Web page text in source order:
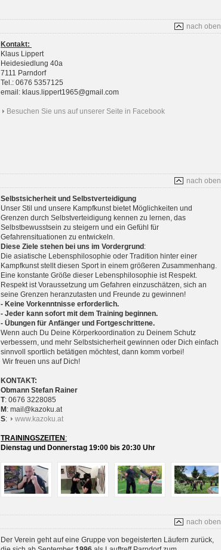
nach oben
Kontakt:
Klaus Lippert
Heidesiedlung 40a
7111 Parndorf
Tel.: 0676 5357125
email: klaus.lippert1965@gmail.com
Besuchen Sie uns auf unserer Seite in Facebook
nach oben
Selbstsicherheit und Selbstverteidigung
Unser Stil und unsere Kampfkunst bietet Möglichkeiten und
Grenzen durch Selbstverteidigung kennen zu lernen, das
Selbstbewusstsein zu steigern und ein Gefühl für
Gefahrensituationen zu entwickeln.
Diese Ziele stehen bei uns im Vordergrund :
Die asiatische Lebensphilosophie oder Tradition hinter einer
Kampfkunst stellt diesen Sport in einem größeren Zusammenhang.
Eine konstante Größe dieser Lebensphilosophie ist Respekt.
Respekt ist Voraussetzung um Gefahren einzuschätzen, sich an
seine Grenzen heranzutasten und Freunde zu gewinnen!
- Keine Vorkenntnisse erforderlich.
- Jeder kann sofort mit dem Training beginnen.
- Übungen für Anfänger und Fortgeschrittene.
Wenn auch Du Deine Körperkoordination zu Deinem Schutz
verbessern, und mehr Selbstsicherheit gewinnen oder Dich einfach
sinnvoll sportlich betätigen möchtest, dann komm vorbei!
Wir freuen uns auf Dich!
KONTAKT:
Obmann Stefan Rainer
T: 0676 3228085
M : mail@kazoku.at
S: www.kazoku.at
TRAININGSZEITEN :
Dienstag und Donnerstag 19:00 bis 20:30 Uhr
nach oben
Der Verein geht auf eine Gruppe von begeisterten Läufern zurück,